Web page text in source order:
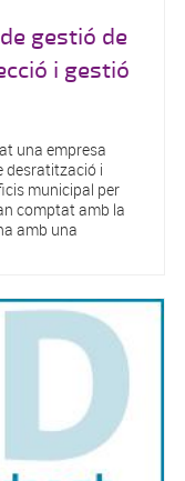
gestió de
i gestió
una empresa
desratització i
municipal per
comptat amb la
amb una